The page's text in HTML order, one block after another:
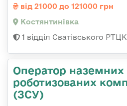
від 21000 до 121000 грн
Костянтинівка
1 відділ Сватівського
Оператор наземних
роботизованих
(ЗСУ)